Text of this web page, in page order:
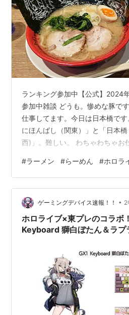
ランキング参加中【公式】2024
参加中雑談 どうも。惨めな豚で
仕事してます。今日は日本橋です
にほんばし（関東）」と「日本
西)」。難しい。 ​​わちゃわちゃお
でデジ子も好き。こう見えて若い
した。まあまあ作家の知り合い
なー。今となってはビックサイ
い。悲しい。大人になると急に熱
つの間にか距離を置いてしまい
当時の夢は追えない。夢中にな
#ラーメン #らーめん #ホロラ
ゲーミングデバイス速報！！ • 2
ホロライブ×東プレのコラボ
Keyboard 獅白ぼたん＆ラプ